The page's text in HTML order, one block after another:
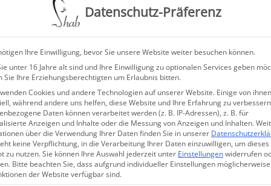
anderen Organen bildet. Heller Hautkrebs tritt sehr
werden! Denn eine Krebserkrankung ist immer
Winter den Sonnenschutz nie vernachlässigen.
wichtige Säule der Hautkrebsprävention. Wir
Datenschutz-Präferenz
Ihre Einwilligung, bevor Sie unsere Website weiter besuchen können.
unter 16 Jahre alt sind und Ihre Einwilligung zu optionalen Services geben
Sie Ihre Erziehungsberechtigten um Erlaubnis bitten.
Cookies und andere Technologien auf unserer Website. Einige von
während andere uns helfen, diese Website und Ihre Erfahrung zu
Daten können verarbeitet werden (z. B. IP-Adressen), z. B. für
Anzeigen und Inhalte oder die Messung von Anzeigen und Inhalten.
über die Verwendung Ihrer Daten finden Sie in unserer
keine Verpflichtung, in die Verarbeitung Ihrer Daten einzuwilligen, um dieses
zu nutzen.Sie können Ihre Auswahl jederzeit unter Einstellungenwiderrufen
Bitte beachten Sie, dass aufgrund individueller Einstellungen
der Website verfügbar sind.